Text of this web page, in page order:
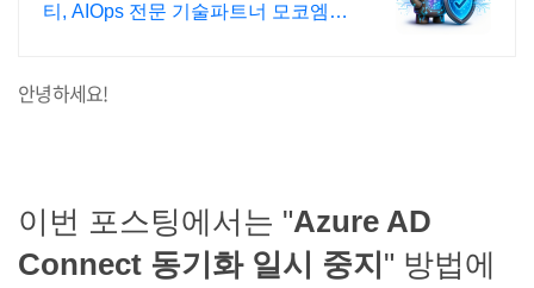
티, AIOps 전문 기술파트너 모코엠시
안녕하세요!
이번 포스팅에서는 "Azure AD
Connect 동기화 일시 중지 " 방법에